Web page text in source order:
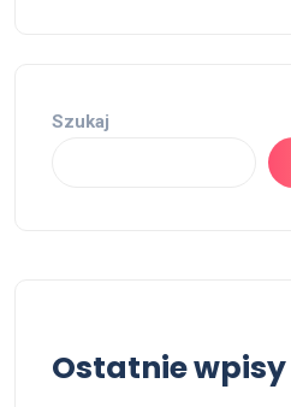
Szukaj
Ostatnie wpisy